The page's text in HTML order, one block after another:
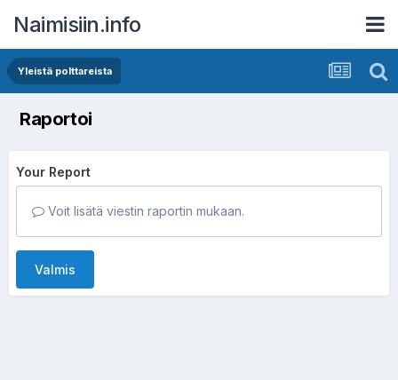
Naimisiin.info
Yleistä polttareista
Raportoi
Your Report
Voit lisätä viestin raportin mukaan.
Valmis